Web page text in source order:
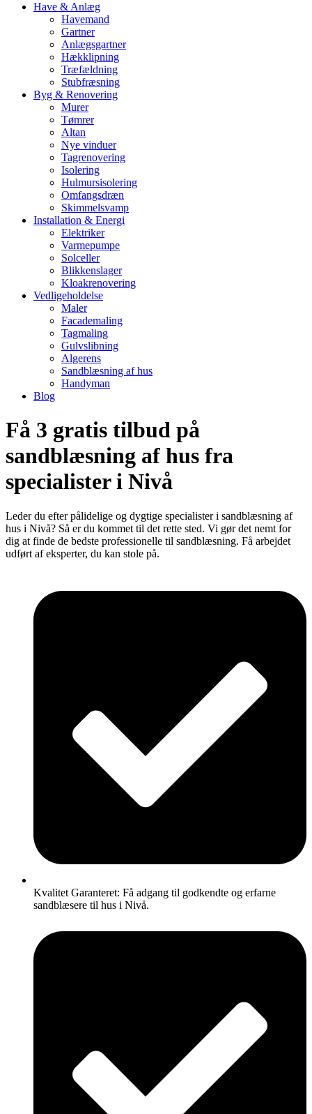
Have & Anlæg
Havemand
Gartner
Anlægsgartner
Hækklipning
Træfældning
Stubfræsning
Byg & Renovering
Murer
Tømrer
Altan
Nye vinduer
Tagrenovering
Isolering
Hulmursisolering
Omfangsdræn
Skimmelsvamp
Installation & Energi
Elektriker
Varmepumpe
Solceller
Blikkenslager
Kloakrenovering
Vedligeholdelse
Maler
Facademaling
Tagmaling
Gulvslibning
Algerens
Sandblæsning af hus
Handyman
Blog
Få 3 gratis tilbud på
sandblæsning af hus fra
specialister i Nivå
Leder du efter pålidelige og dygtige specialister i sandblæsning af
hus i Nivå? Så er du kommet til det rette sted. Vi gør det nemt for
dig at finde de bedste professionelle til sandblæsning. Få arbejdet
udført af eksperter, du kan stole på.
Kvalitet Garanteret: Få adgang til godkendte og erfarne
sandblæsere til hus i Nivå.